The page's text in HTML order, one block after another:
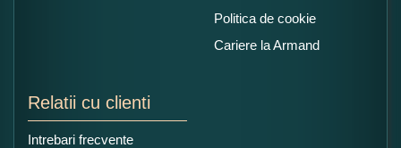
Politica de cookie
Cariere la Armand
Relatii cu clienti
Intrebari frecvente